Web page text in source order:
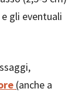
gli eventuali
(anche a